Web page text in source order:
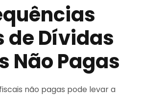
de Dívidas
Não Pagas
não pagas pode levar a